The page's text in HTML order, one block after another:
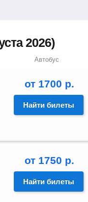
2026)
Автобус
от 1700 р.
Найти билеты
от 1750 р.
Найти билеты